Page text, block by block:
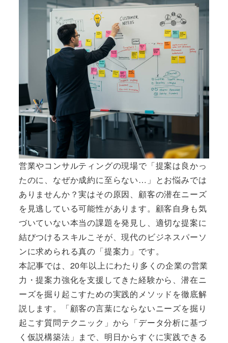
営業やコンサルティングの現場で「提案は良かっ
たのに、なぜか成約に至らない…」とお悩みでは
ありませんか？実はその原因、顧客の潜在ニーズ
を見逃している可能性があります。顧客自身も気
づいていない本当の課題を発見し、適切な提案に
結びつけるスキルこそが、現代のビジネスパーソ
ンに求められる真の「提案力」です。
本記事では、20年以上にわたり多くの企業の営業
力・提案力強化を支援してきた経験から、潜在ニ
ーズを掘り起こすための実践的メソッドを徹底解
説します。「顧客の言葉にならないニーズを掘り
起こす質問テクニック」から「データ分析に基づ
く仮説構築法」まで、明日からすぐに実践できる